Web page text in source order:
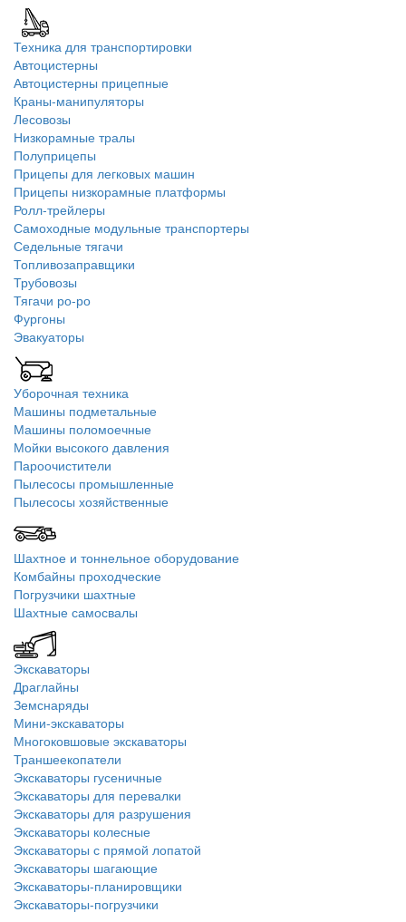
Техника для транспортировки
Автоцистерны
Автоцистерны прицепные
Краны-манипуляторы
Лесовозы
Низкорамные тралы
Полуприцепы
Прицепы для легковых машин
Прицепы низкорамные платформы
Ролл-трейлеры
Самоходные модульные транспортеры
Седельные тягачи
Топливозаправщики
Трубовозы
Тягачи ро-ро
Фургоны
Эвакуаторы
Уборочная техника
Машины подметальные
Машины поломоечные
Мойки высокого давления
Пароочистители
Пылесосы промышленные
Пылесосы хозяйственные
Шахтное и тоннельное оборудование
Комбайны проходческие
Погрузчики шахтные
Шахтные самосвалы
Экскаваторы
Драглайны
Земснаряды
Мини-экскаваторы
Многоковшовые экскаваторы
Траншеекопатели
Экскаваторы гусеничные
Экскаваторы для перевалки
Экскаваторы для разрушения
Экскаваторы колесные
Экскаваторы с прямой лопатой
Экскаваторы шагающие
Экскаваторы-планировщики
Экскаваторы-погрузчики